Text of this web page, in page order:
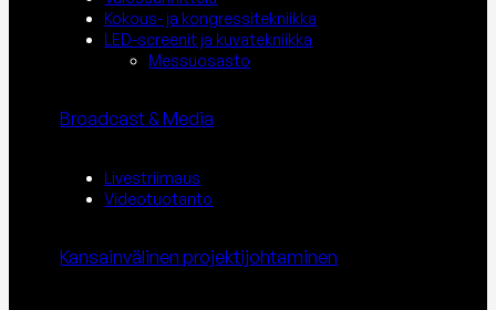
Kokous- ja kongressitekniikka
LED-screenit ja kuvatekniikka
Messuosasto
Broadcast & Media
Livestriimaus
Videotuotanto
Kansainvälinen projektijohtaminen